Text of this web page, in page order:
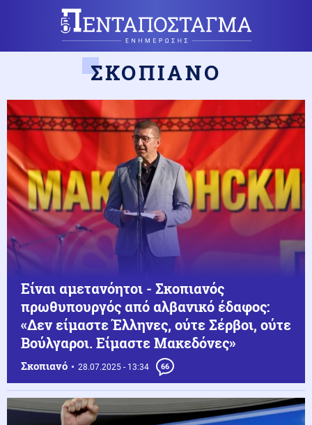
ΣΚΟΠΙΑΝΟ
Σκοπιανό 28.07.2025 - 13:34 66
Είναι αμετανόητοι - Σκοπιανός
πρωθυπουργός από αλβανικό έδαφος:
«Δεν είμαστε Έλληνες, ούτε Σέρβοι, ούτε
Βούλγαροι. Είμαστε Μακεδόνες»